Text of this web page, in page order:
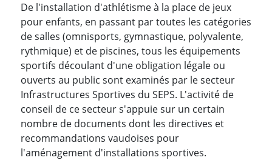
De l'installation d'athlétisme à la place de jeux
pour enfants, en passant par toutes les catégories
de salles (omnisports, gymnastique, polyvalente,
rythmique) et de piscines, tous les équipements
sportifs découlant d'une obligation légale ou
ouverts au public sont examinés par le secteur
Infrastructures Sportives du SEPS. L'activité de
conseil de ce secteur s'appuie sur un certain
nombre de documents dont les directives et
recommandations vaudoises pour
l'aménagement d'installations sportives.